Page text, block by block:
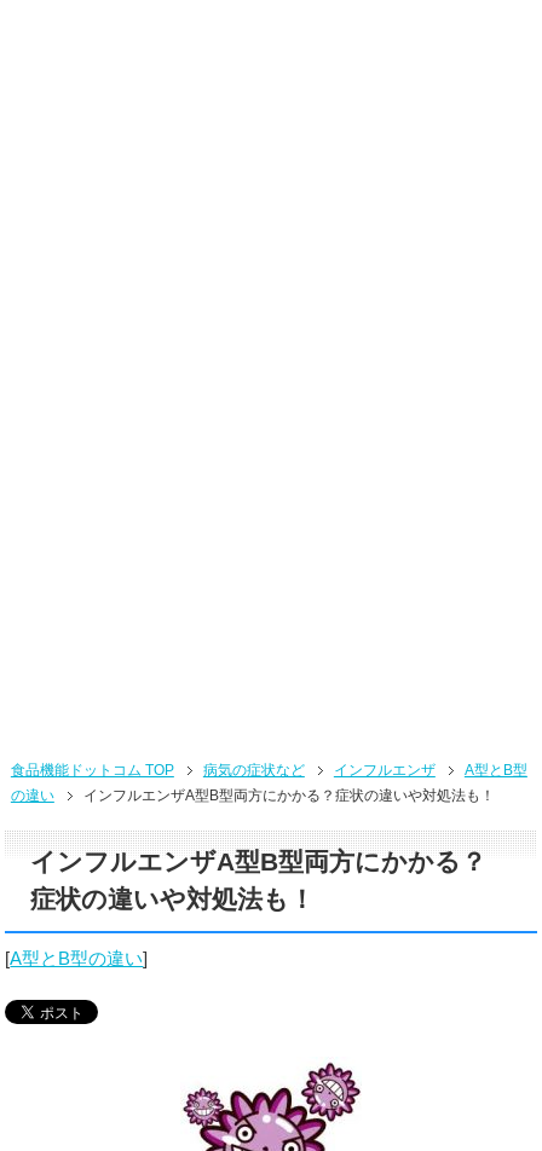
食品機能ドットコム TOP 病気の症状など インフルエンザ
A型とB型
の違い
インフルエンザA型B型両方にかかる？症状の違いや対処法も！
インフルエンザA型B型両方にかかる？
症状の違いや対処法も！
[A型とB型の違い]